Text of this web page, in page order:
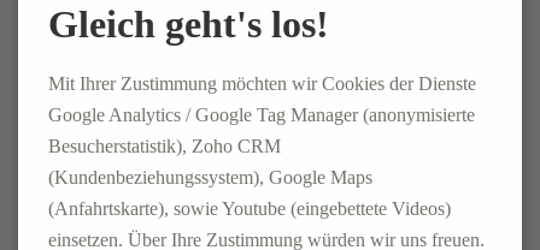
zwischen Politik und Wirtschaft. Die ELSEN
einbringen, um die Zukunft der Logistikbranche mitzugestalten
und tragfähige Lösungen für die aktuellen Herausforderungen
ZURÜCK
08. JULI 2026
Gleich geht's los!
Mit Ihrer Zustimmung möchten wir Cookies der Dienste
Google Analytics / Google Tag Manager (anonymisierte
Besucherstatistik), Zoho CRM
(Kundenbeziehungssystem), Google Maps
(Anfahrtskarte), sowie Youtube (eingebettete Videos)
einsetzen. Über Ihre Zustimmung würden wir uns freuen.